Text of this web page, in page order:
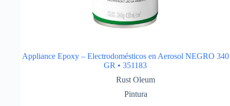
Appliance Epoxy – Electrodomésticos en Aerosol NEGRO 340
GR • 351183
Rust Oleum
Pintura